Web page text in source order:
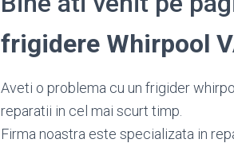
frigidere Whirpool
Aveti o problema cu un frigider
reparatii in cel mai scurt timp.
Firma noastra este specializata in